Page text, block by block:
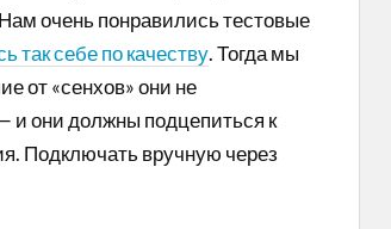
очень понравились тестовые
так себе по качеству. Тогда мы
от «сенхов» они не
и они должны подцепиться к
Подключать вручную через